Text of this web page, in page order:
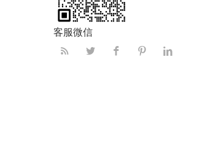
客服微信